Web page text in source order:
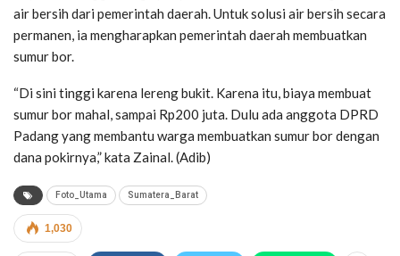
air bersih dari pemerintah daerah. Untuk solusi air bersih secara
permanen, ia mengharapkan pemerintah daerah membuatkan
sumur bor.
“Di sini tinggi karena lereng bukit. Karena itu, biaya membuat
sumur bor mahal, sampai Rp200 juta. Dulu ada anggota DPRD
Padang yang membantu warga membuatkan sumur bor dengan
dana pokirnya,” kata Zainal. (Adib)
Foto_Utama Sumatera_Barat
1,030